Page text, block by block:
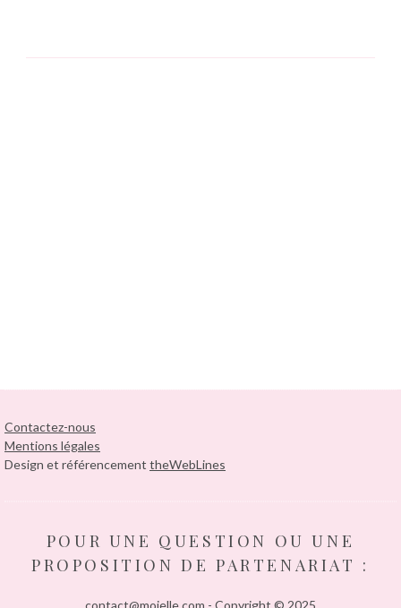
Contactez-nous
Mentions légales
Design et référencement theWebLines
POUR UNE QUESTION OU UNE
PROPOSITION DE PARTENARIAT :
contact@moielle.com - Copyright © 2025